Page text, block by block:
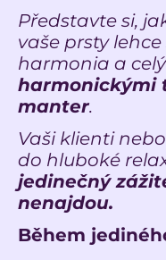
Představte si,
vaše prsty
harmonia a
harmonickými
manter.
Vaši klienti
do hluboké
jedinečný
nenajdou.
Během